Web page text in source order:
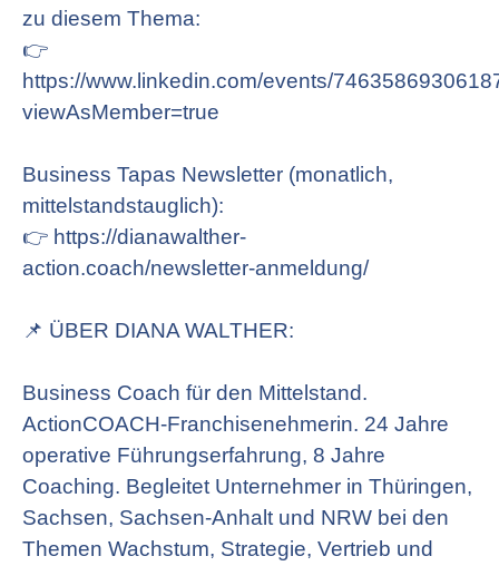
zu diesem Thema:
👉
https://www.linkedin.com/events/
viewAsMember=true
Business Tapas Newsletter (monatlich,
mittelstandstauglich):
👉 https://dianawalther-
action.coach/newsletter-anmeldung/
📌 ÜBER DIANA WALTHER:
Business Coach für den Mittelstand.
ActionCOACH-Franchisenehmerin. 24 Jahre
operative Führungserfahrung, 8 Jahre
Coaching. Begleitet Unternehmer in Thüringen,
Sachsen, Sachsen-Anhalt und NRW bei den
Themen Wachstum, Strategie, Vertrieb und